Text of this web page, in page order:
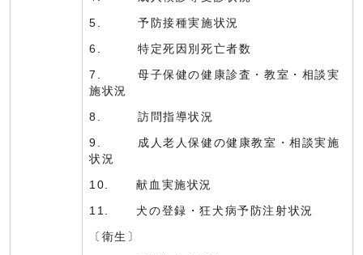
5. 予防接種実施状況
6. 特定死因別死亡者数
7. 母子保健の健康診査・教室・相談実
施状況
8. 訪問指導状況
9. 成人老人保健の健康教室・相談実施
状況
10. 献血実施状況
11. 犬の登録・狂犬病予防注射状況
〔衛生〕